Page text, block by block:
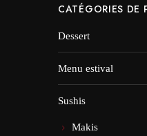
CATÉGORIES DE
Dessert
Menu estival
Sushis
Makis